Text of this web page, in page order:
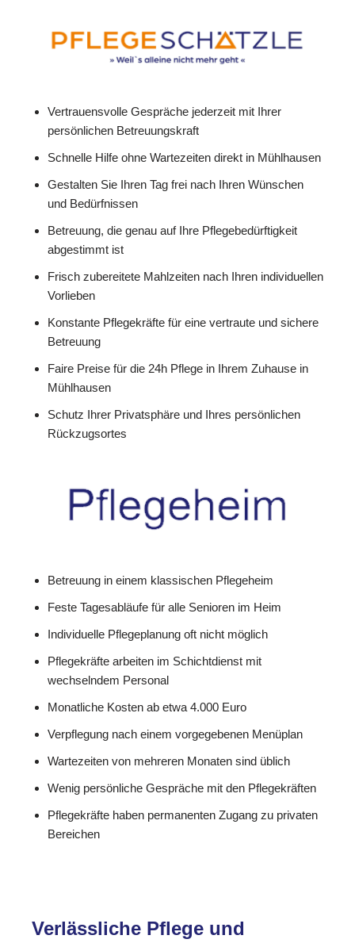
Vertrauensvolle Gespräche jederzeit mit Ihrer
persönlichen Betreuungskraft
Schnelle Hilfe ohne Wartezeiten direkt in Mühlhausen
Gestalten Sie Ihren Tag frei nach Ihren Wünschen
und Bedürfnissen
Betreuung, die genau auf Ihre Pflegebedürftigkeit
abgestimmt ist
Frisch zubereitete Mahlzeiten nach Ihren individuellen
Vorlieben
Konstante Pflegekräfte für eine vertraute und sichere
Betreuung
Faire Preise für die 24h Pflege in Ihrem Zuhause in
Mühlhausen
Schutz Ihrer Privatsphäre und Ihres persönlichen
Rückzugsortes
Betreuung in einem klassischen Pflegeheim
Feste Tagesabläufe für alle Senioren im Heim
Individuelle Pflegeplanung oft nicht möglich
Pflegekräfte arbeiten im Schichtdienst mit
wechselndem Personal
Monatliche Kosten ab etwa 4.000 Euro
Verpflegung nach einem vorgegebenen Menüplan
Wartezeiten von mehreren Monaten sind üblich
Wenig persönliche Gespräche mit den Pflegekräften
Pflegekräfte haben permanenten Zugang zu privaten
Bereichen
Verlässliche Pflege und